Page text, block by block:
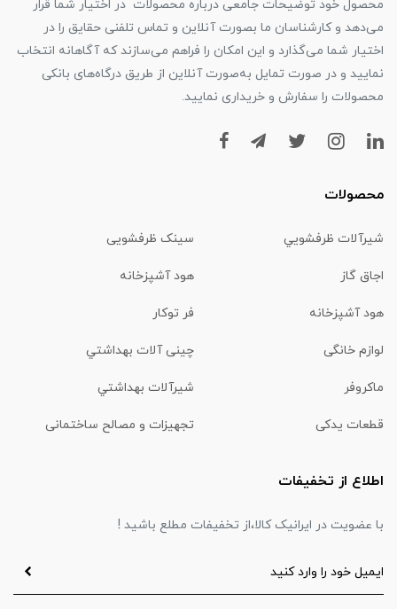
محصول خود توضیحات جامعی درباره محصولات در اختیار شما قرار
می‌دهد و کارشناسان ما بصورت آنلاین و تماس تلفنی حقایق را در
اختیار شما می‌گذارد و این امکان را فراهم می‌سازند که آگاهانه انتخاب
نمایید و در صورت تمایل به‌صورت آنلاین از طریق درگاه‌های بانکی
محصولات را سفارش و خریداری نمایید.
محصولات
شیرآلات ظرفشويي سینک ظرفشویی
اجاق گاز هود آشپزخانه
هود آشپزخانه فر توکار
لوازم خانگی چینی آلات بهداشتي
ماكروفر شیرآلات بهداشتي
قطعات یدکی تجهیزات و مصالح ساختمانی
اطلاع از تخفیفات
با عضویت در ایرانیک کالا،از تخفیفات مطلع باشید !